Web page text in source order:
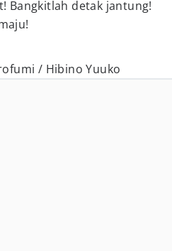
Bangkitlah detak jantung!
/ Hibino Yuuko